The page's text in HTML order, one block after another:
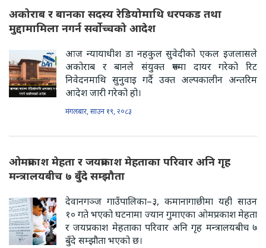
अकोराब र बानका सदस्य रेडियोमाथि धरपकड तथा
मुद्दामामिला नगर्न सर्वोच्चको आदेश
आज न्यायाधीश डा नहकुल सुवेदीको एकल इजलासले
अकोराब र बानले संयुक्त रूपमा दायर गरेको रिट
निवेदनमाथि सुनुवाइ गर्दै उक्त अल्पकालीन अन्तरिम
आदेश जारी गरेको हो।
मंगलबार, साउन १९, २०८३
ओमप्रकाश मेहता र जयप्रकाश मेहताका परिवार अनि गृह
मन्त्रालयबीच ७ बुँदे सम्झौता
देवानगञ्ज गाउँपालिका–३, कमानागाछीमा यही साउन
१० गते भएको घटनामा ज्यान गुमाएका ओमप्रकाश मेहता
र जयप्रकाश मेहताका परिवार अनि गृह मन्त्रालयबीच ७
बुँदे सम्झौता भएको छ।